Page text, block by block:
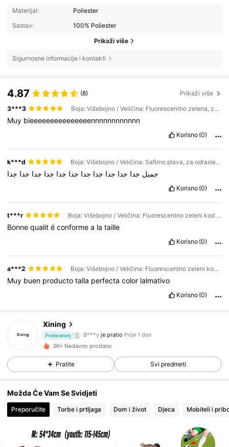
Materijal:
Poliester
Sastav:
100% Poliester
Prikaži više
Sigurnosne informacije i kontakti
4.87 (8) Prikaži više
3***3 Boja: Višebojno / Veličina: Fluorescentno zelena, za odrasle, plus veličina
Muy bieeeeeeeeeeeeeeennnnnnnnnnnn
Korisno (0)
k***d Boja: Višebojno / Veličina: Safirno plava, za odrasle, plus veličina
جميل جدا جدا جدا جدا جدا جدا جدا جدا جدا جدا جدا
Korisno (0)
t***r Boja: Višebojno / Veličina: Fluorescentno zeleni kod za odrasle
Bonnequalitéconformea lataille
Korisno (0)
a***2 Boja: Višebojno / Veličina: Fluorescentno zeleni kod za odrasle
Muy buen productotalla perfectacolor lalmativo
Korisno (0)
Xining
Prodavatelj
4.79
90 Pratitelji
4.79 90 Pratitelji
4.79 90 Pratitelji
3K+ Nedavno prodano
Pratite Svi predmeti
Možda Će Vam Se Svidjeti
Preporučite Torbe i prtljaga Dom i život Djeca Mobiteli i